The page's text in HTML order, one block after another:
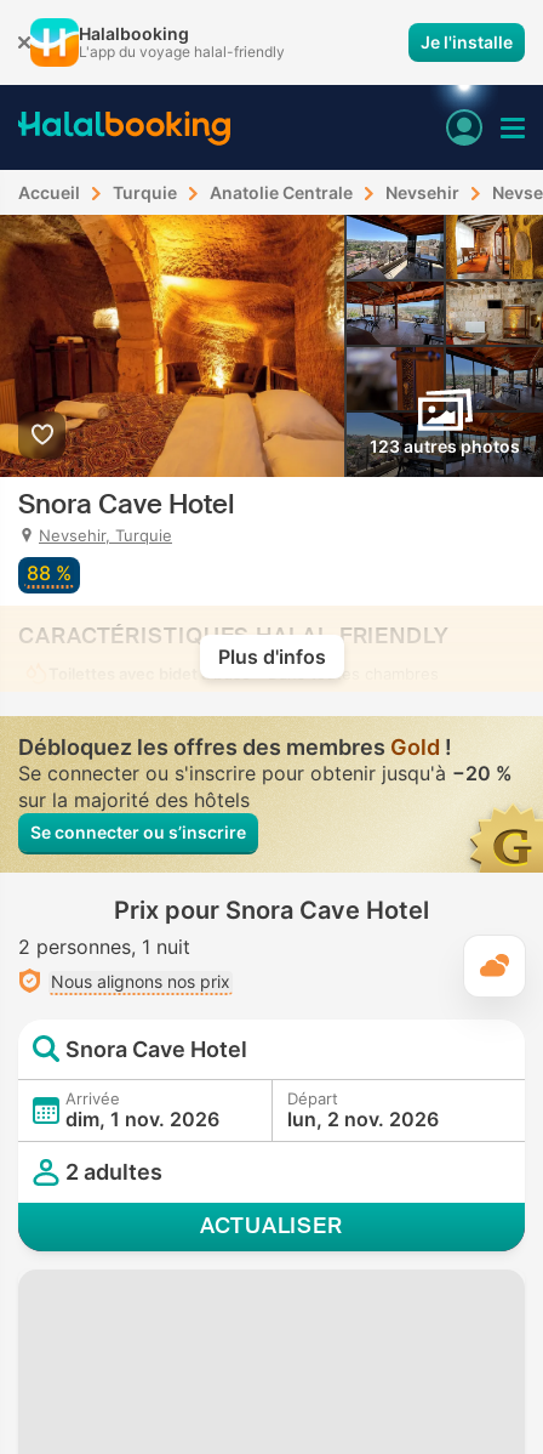
Halalbooking
L'app du voyage halal-friendly Je l'installe
Accueil Turquie Anatolie Centrale Nevsehir
123 autres photos
Snora Cave Hotel
Nevsehir, Turquie
88 %
CARACTÉRISTIQUES HALAL-FRIENDLY
Toilettes avec bidet à buse • Dans toutes chambres
Plus d'infos
Débloquez les offres des membres Gold !
Se connecter ou s'inscrire pour obtenir jusqu'à −20 %
sur la majorité des hôtels
Se connecter ou s’inscrire
Prix pour Snora Cave Hotel
2 personnes 1 nuit
Nous alignons nos prix
Snora Cave Hotel
Arrivée
dim, 1 nov. 2026
Départ
lun, 2 nov. 2026
2 adultes
ACTUALISER